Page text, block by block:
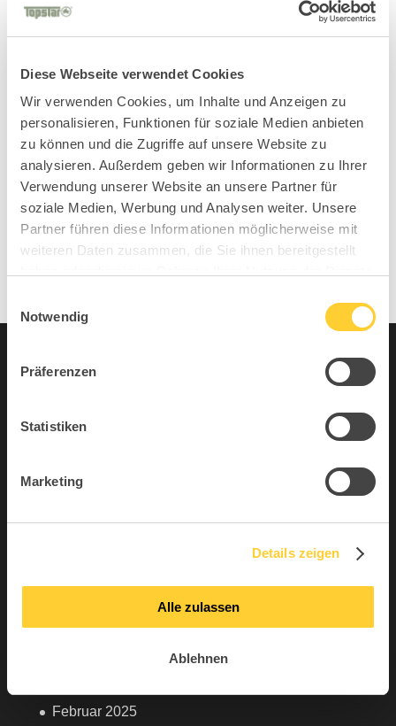
Diese Webseite verwendet Cookies
Wir verwenden Cookies, um Inhalte und Anzeigen zu
personalisieren, Funktionen für soziale Medien anbieten
zu können und die Zugriffe auf unsere Website zu
analysieren. Außerdem geben wir Informationen zu Ihrer
Verwendung unserer Website an unsere Partner für
soziale Medien, Werbung und Analysen weiter. Unsere
Partner führen diese Informationen möglicherweise mit
weiteren Daten zusammen, die Sie ihnen bereitgestellt
Notwendig
Präferenzen
Statistiken
Marketing
Details zeigen
Alle zulassen
Ablehnen
Nachhaltigkeitsbericht 2025 ist da!
Salone del Mobile Milano 2026
TDR – Tag der Rückengesundheit 2026
Ambiente 2026 Entdecken Sie die Kraft von SIT,
MOVE, IMPROVE®
IMM 2026 Entdecken Sie die Kraft von SIT, MOVE,
IMPROVE®
Neueste Kommentare
Keine Kommentare vorhanden.
Archive
April 2026
Dezember 2025
Juni 2025
Februar 2025
Topstar